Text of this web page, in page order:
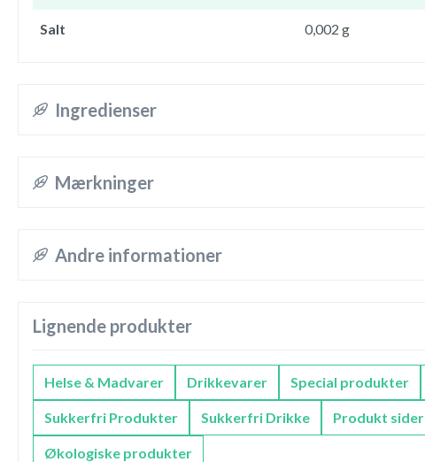
Salt 0,002 g
Ingredienser
Mærkninger
Andre informationer
Lignende produkter
Helse & Madvarer Drikkevarer Special produkter
Sukkerfri Produkter Sukkerfri Drikke Produkt sider
Økologiske produkter